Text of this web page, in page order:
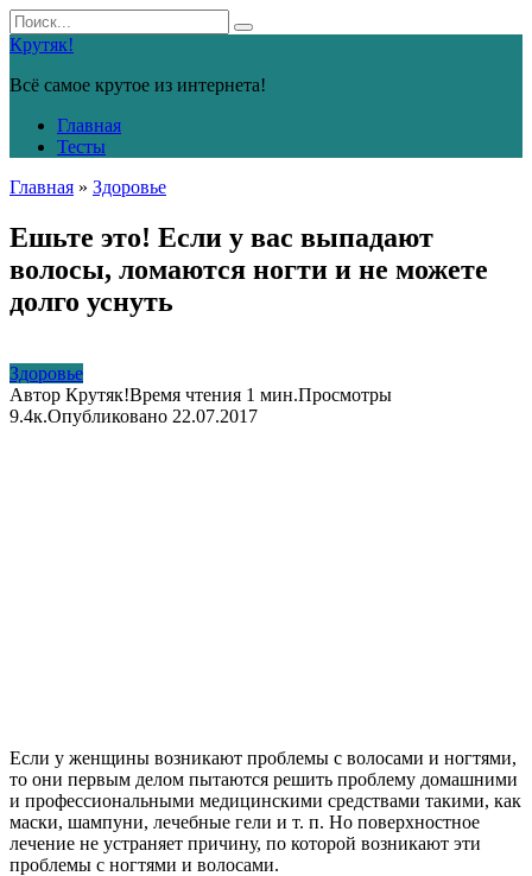
Перейти
к
контенту
Search
for:
Крутяк!
Всё самое крутое из интернета!
Главная
Тесты
Главная » Здоровье
Ешьте это! Если у вас выпадают
волосы, ломаются ногти и не можете
долго уснуть
Здоровье
Автор Крутяк!Время чтения 1 мин.Просмотры
9.4к.Опубликовано 22.07.2017
Если у женщины возникают проблемы с волосами и ногтями,
то они первым делом пытаются решить проблему домашними
и профессиональными медицинскими средствами такими, как
маски, шампуни, лечебные гели и т. п. Но поверхностное
лечение не устраняет причину, по которой возникают эти
проблемы с ногтями и волосами.